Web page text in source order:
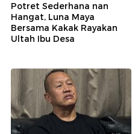
Potret Sederhana nan
Hangat, Luna Maya
Bersama Kakak Rayakan
Ultah Ibu Desa